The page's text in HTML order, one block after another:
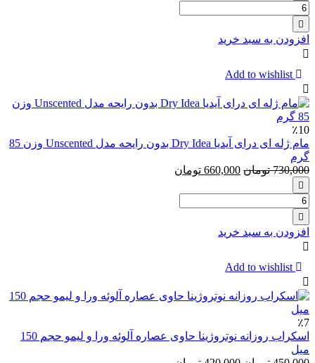
تعداد:
یدک
ونوس
اولای
‏۴
عددی
ژیلت
۵
لبه
مدلGillette
Venus
And
Olay
افزودن به سبد خرید
Add to wishlist
٪10
مام ژله ای درای آیدیا Dry Idea بدون رایحه مدل Unscented وزن 85
گرم
730,000 تومان 660,000 تومان
تعداد:
مام
ژله
ای
درای
آیدیا
Dry
Idea
بدون
رایحه
مدل
Unscented
وزن
افزودن به سبد خرید
Add to wishlist
٪7
اسکراب روزانه نوتروژینا حاوی عصاره آلوئه ورا و لیمو حجم 150
میل